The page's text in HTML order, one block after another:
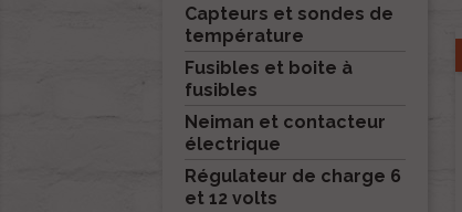
Capteurs et sondes de
température
Fusibles et boite à
fusibles
Neiman et contacteur
électrique
Régulateur de charge 6
et 12 volts